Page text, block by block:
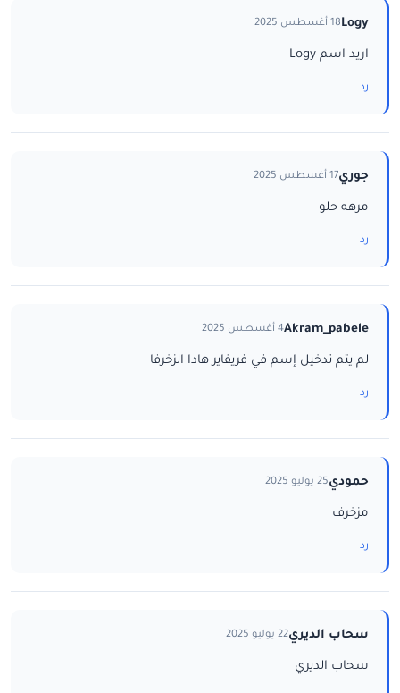
Logy18 أغسطس 2025
اريد اسم Logy
رد
جوري17 أغسطس 2025
مرهه حلو
رد
Akram_pabele4 أغسطس 2025
لم يتم تدخيل إسم في فريفاير هادا الزخرفا
رد
حمودي25 يوليو 2025
مزخرف
رد
سحاب الديري22 يوليو 2025
سحاب الديري